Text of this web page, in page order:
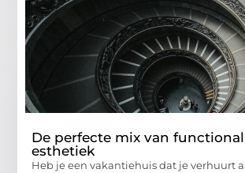
De perfecte mix van
esthetiek
Heb je een vakantiehuis dat je verhuurt